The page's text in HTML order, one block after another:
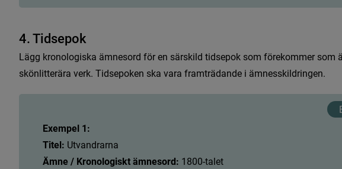
4. Tidsepo k
Lägg kronologiska ämnesord för en särskild tidsepok som förekommer som ä
skönlitterära verk. Tidsepoken ska vara framträdande i ämnesskildringen.
Exempel 1:
Titel: Utvandrarna
Ämne / Kronologiskt ämnesord: 1800-talet